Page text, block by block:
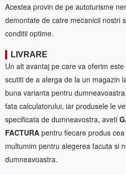
Acestea provin de pe autoturisme
demontate de catre mecanicii nostri
conditii optime.
LIVRARE
Un alt avantaj pe care va oferim
scutiti de a alerga de la un magazin
buna varianta pentru
fata calculatorului, iar produsele le
specificata de dumneavostra, aveti
FACTURA pentru fiecare produs
multumim pentru alegerea facuta si
dumneavoastra.